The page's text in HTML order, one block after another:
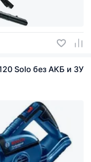
Solo без АКБ и ЗУ